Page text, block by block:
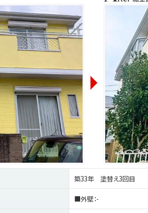
築33年 塗替え3回目
■外壁：-